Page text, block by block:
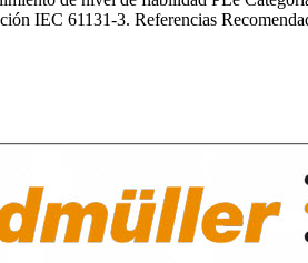
IEC 61131-3. Referencias